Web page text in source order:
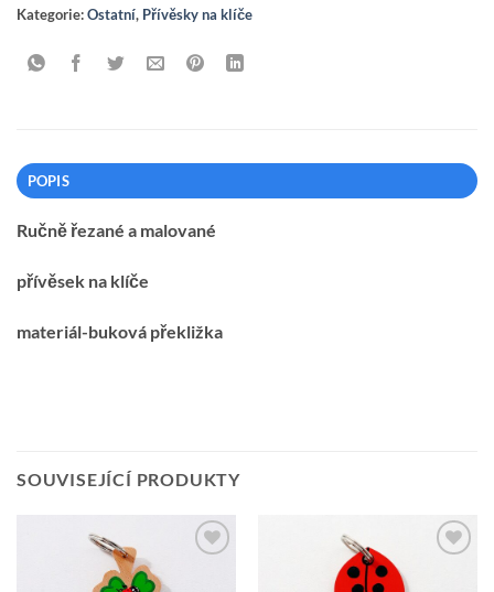
Kategorie:Ostatní, Přívěsky na klíče
POPIS
Ručně řezané a malované
přívěsek na klíče
materiál-buková překližka
SOUVISEJÍCÍ PRODUKTY
oblíbeným
oblíbeným